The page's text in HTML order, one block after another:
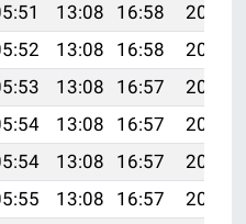
13:08 16:58
20:15
13:08 16:58
20:14
13:08 16:57
20:13
13:08 16:57
20:12
13:08 16:57
20:11
13:08 16:57
20:10